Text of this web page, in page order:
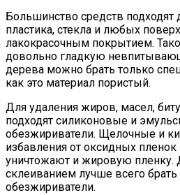
Большинство средств подходят
пластика, стекла и любых
лакокрасочным покрытием.
довольно гладкую
дерева можно брать только
как это материал пористый.
Для удаления жиров, масел,
подходят силиконовые и
обезжириватели. Щелочные и
избавления от оксидных
уничтожают и жировую пленку.
склеиванием лучше всего
обезжириватели.